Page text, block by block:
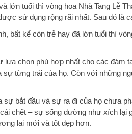
lớn tuổi thì vòng hoa Nhà Tang Lễ
sử dụng rộng rãi nhất. Sau đó là
bất kể còn trẻ hay đã lớn tuổi thì
lựa chọn phù hợp nhất cho các đám
sự từng trải của họ. Còn với những
sự bắt đầu và sự ra đi của họ chưa
chết – sự sống dường như xích lại
lai mới và tốt đẹp hơn.